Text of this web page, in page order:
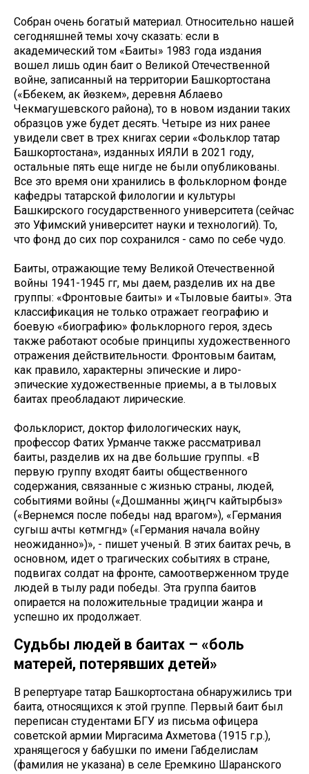
Собран очень богатый материал. Относительно нашей
сегодняшней темы хочу сказать: если в
академический том «Баиты» 1983 года издания
вошел лишь один баит о Великой Отечественной
войне, записанный на территории Башкортостана
(«Бәбекәем, ак йөзкәем», деревня Аблаево
Чекмагушевского района), то в новом издании таких
образцов уже будет десять. Четыре из них ранее
увидели свет в трех книгах серии «Фольклор татар
Башкортостана», изданных ИЯЛИ в 2021 году,
остальные пять еще нигде не были опубликованы.
Все это время они хранились в фольклорном фонде
кафедры татарской филологии и культуры
Башкирского государственного университета (сейчас
это Уфимский университет науки и технологий). То,
что фонд до сих пор сохранился - само по себе чудо.
Баиты, отражающие тему Великой Отечественной
войны 1941-1945 гг, мы даем, разделив их на две
группы: «Фронтовые баиты» и «Тыловые баиты». Эта
классификация не только отражает географию и
боевую «биографию» фольклорного героя, здесь
также работают особые принципы художественного
отражения действительности. Фронтовым баитам,
как правило, характерны эпические и лиро-
эпические художественные приемы, а в тыловых
баитах преобладают лирические.
Фольклорист, доктор филологических наук,
профессор Фатих Урманче также рассматривал
баиты, разделив их на две большие группы. «В
первую группу входят баиты общественного
содержания, связанные с жизнью страны, людей,
событиями войны («Дошманны җиңгәч кайтырбыз»
(«Вернемся после победы над врагом»), «Германия
сугыш ачты көтмәгәндә» («Германия начала войну
неожиданно»)», - пишет ученый. В этих баитах речь, в
основном, идет о трагических событиях в стране,
подвигах солдат на фронте, самоотверженном труде
людей в тылу ради победы. Эта группа баитов
опирается на положительные традиции жанра и
успешно их продолжает.
Судьбы людей в баитах – «боль
матерей, потерявших детей»
В репертуаре татар Башкортостана обнаружились три
баита, относящихся к этой группе. Первый баит был
переписан студентами БГУ из письма офицера
советской армии Миргасима Ахметова (1915 г.р.),
хранящегося у бабушки по имени Габделислам
(фамилия не указана) в селе Еремкино Шаранского